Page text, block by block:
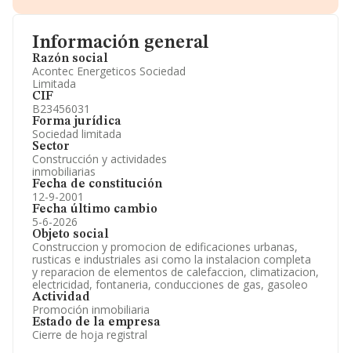
Información general
Razón social
Acontec Energeticos Sociedad
Limitada
CIF
B23456031
Forma jurídica
Sociedad limitada
Sector
Construcción y actividades
inmobiliarias
Fecha de constitución
12-9-2001
Fecha último cambio
5-6-2026
Objeto social
Construccion y promocion de edificaciones urbanas,
rusticas e industriales asi como la instalacion completa
y reparacion de elementos de calefaccion, climatizacion,
electricidad, fontaneria, conducciones de gas, gasoleo
Actividad
Promoción inmobiliaria
Estado de la empresa
Cierre de hoja registral
Accionistas.
Artículos de prensa publicados sobre la empresa.
Información oficial y registral complementaria.